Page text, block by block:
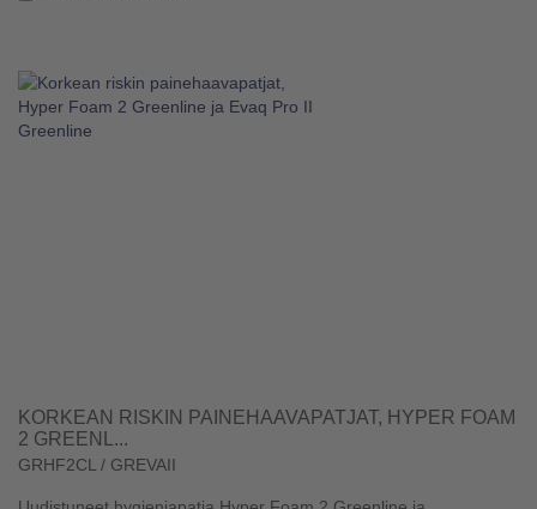
KORKEAN RISKIN PAINEHAAVAPATJAT, HYPER FOAM
2 GREENL...
GRHF2CL / GREVAII